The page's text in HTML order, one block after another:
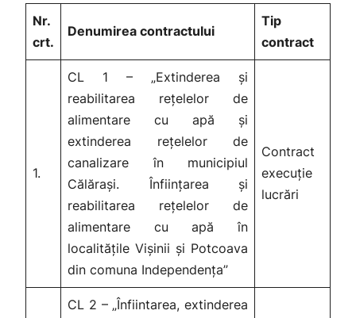
Nr.
crt.
Denumirea contractului
Tip
contract
1.
CL 1 – „Extinderea și
reabilitarea rețelelor de
alimentare cu apă și
extinderea rețelelor de
canalizare în municipiul
Călărași. Înființarea și
reabilitarea rețelelor de
alimentare cu apă în
localitățile Vișinii și Potcoava
din comuna Independența”
Contract
execuție
lucrări
CL 2 – „Înfiintarea, extinderea